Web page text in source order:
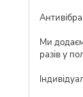
Ми
разів у